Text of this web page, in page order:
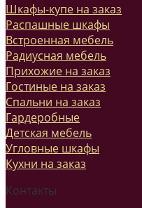
Шкафы-купе на заказ
Распашные шкафы
Встроенная мебель
Радиусная мебель
Прихожие на заказ
Гостиные на заказ
Спальни на заказ
Гардеробные
Детская мебель
Угловные шкафы
Кухни на заказ
Контакты